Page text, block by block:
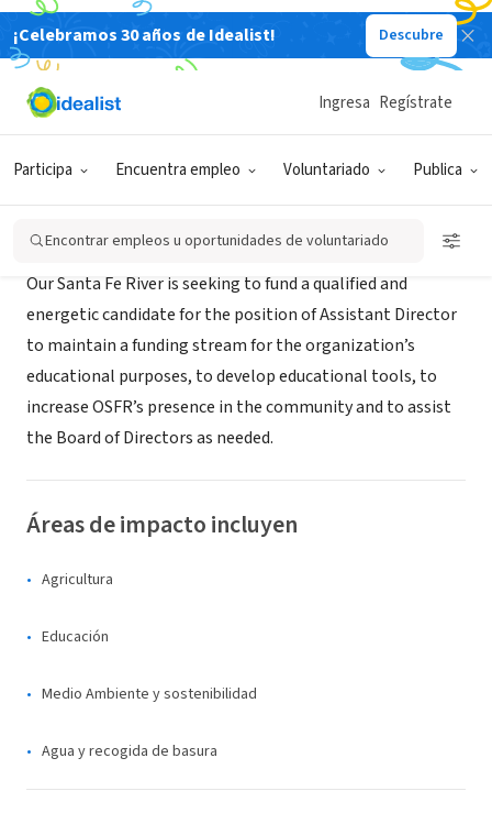
¡Celebramos 30 años de Idealist! Descubre
Participa Encuentra empleo Voluntariado Publica
Ingresa Regístrate
Encontrar empleos u oportunidades de voluntariado
ORGANIZACIÓN SIN FIN DE LUCRO
Our Santa Fe River, Inc.
Our Santa Fe River is seeking to fund a qualified and
energetic candidate for the position of Assistant Director
to maintain a funding stream for the organization’s
educational purposes, to develop educational tools, to
increase OSFR’s presence in the community and to assist
the Board of Directors as needed.
Áreas de impacto incluyen
Agricultura
Educación
Medio Ambiente y sostenibilidad
Agua y recogida de basura